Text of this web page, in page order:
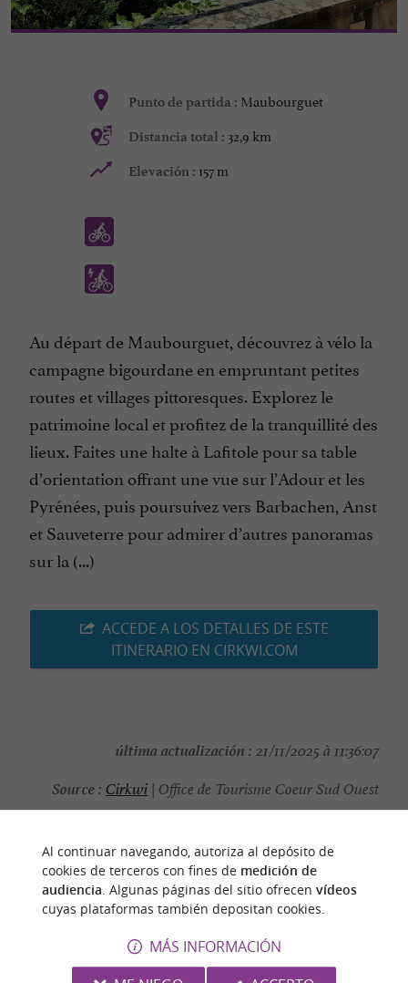
Punto de partida : Maubourguet
Distancia total : 32,9 km
Elevación : 157 m
Au départ de Maubourguet, découvrez à vélo la
campagne bigourdane en empruntant petites
routes et villages pittoresques. Explorez le
patrimoine local et profitez de la tranquillité des
lieux. Faites une halte à Lafitole pour sa table
d’orientation offrant une vue sur l’Adour et les
Pyrénées, puis poursuivez vers Barbachen, Anst
et Sauveterre pour admirer d’autres panoramas
sur la (...)
ACCEDE A LOS DETALLES DE ESTE
ITINERARIO EN CIRKWI.COM
última actualización : 21/11/2025 à 11:36:07
Source : Cirkwi | Office de Tourisme Coeur Sud Ouest
autor de la foto :
Al continuar navegando, autoriza al depósito de
cookies de terceros con fines de medición de
audiencia . Algunas páginas del sitio ofrecen vídeos
cuyas plataformas también depositan cookies.
MÁS INFORMACIÓN